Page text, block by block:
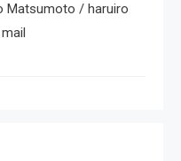
Matsumoto / haruiro